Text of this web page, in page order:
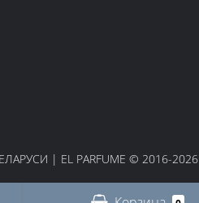
| EL PARFUME © 2016-2026